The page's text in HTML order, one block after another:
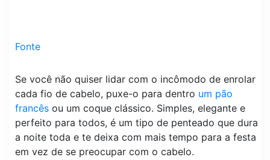
Fonte
Se você não quiser lidar com o incômodo de enrolar
cada fio de cabelo, puxe-o para dentro um pão
francês ou um coque clássico. Simples, elegante e
perfeito para todos, é um tipo de penteado que dura
a noite toda e te deixa com mais tempo para a festa
em vez de se preocupar com o cabelo.